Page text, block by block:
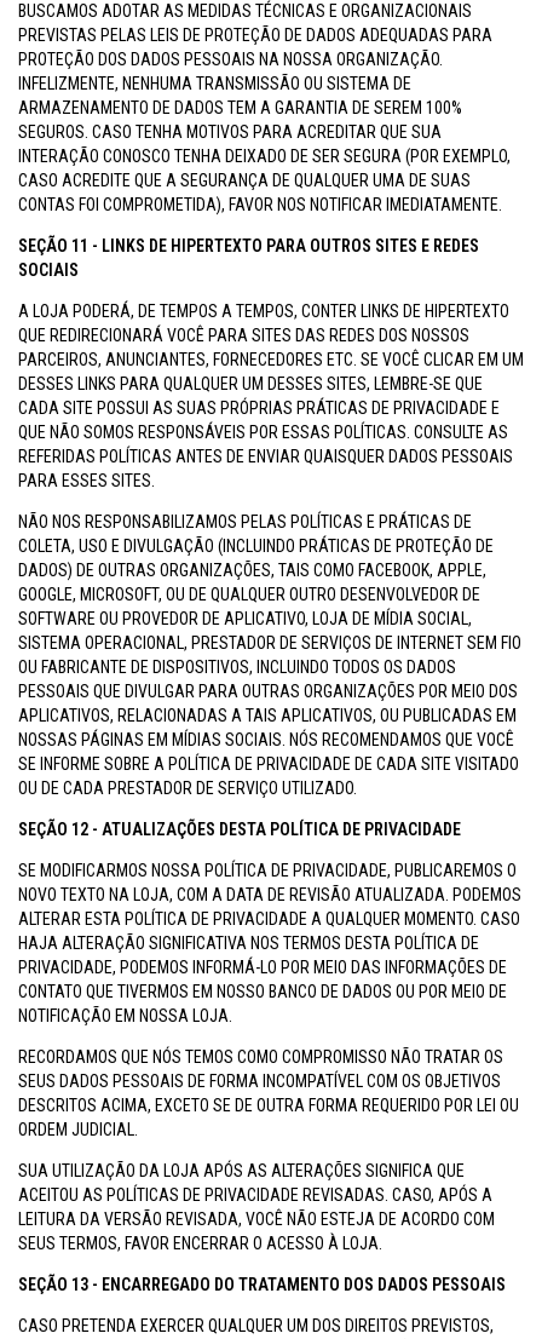
BUSCAMOS ADOTAR AS MEDIDAS TÉCNICAS E ORGANIZACIONAIS
PREVISTAS PELAS LEIS DE PROTEÇÃO DE DADOS ADEQUADAS PARA
PROTEÇÃO DOS DADOS PESSOAIS NA NOSSA ORGANIZAÇÃO.
INFELIZMENTE, NENHUMA TRANSMISSÃO OU SISTEMA DE
ARMAZENAMENTO DE DADOS TEM A GARANTIA DE SEREM 100%
SEGUROS. CASO TENHA MOTIVOS PARA ACREDITAR QUE SUA
INTERAÇÃO CONOSCO TENHA DEIXADO DE SER SEGURA (POR EXEMPLO,
CASO ACREDITE QUE A SEGURANÇA DE QUALQUER UMA DE SUAS
CONTAS FOI COMPROMETIDA), FAVOR NOS NOTIFICAR IMEDIATAMENTE.
SEÇÃO 11 - LINKS DE HIPERTEXTO PARA OUTROS SITES E REDES
SOCIAIS
A LOJA PODERÁ, DE TEMPOS A TEMPOS, CONTER LINKS DE HIPERTEXTO
QUE REDIRECIONARÁ VOCÊ PARA SITES DAS REDES DOS NOSSOS
PARCEIROS, ANUNCIANTES, FORNECEDORES ETC. SE VOCÊ CLICAR EM UM
DESSES LINKS PARA QUALQUER UM DESSES SITES, LEMBRE-SE QUE
CADA SITE POSSUI AS SUAS PRÓPRIAS PRÁTICAS DE PRIVACIDADE E
QUE NÃO SOMOS RESPONSÁVEIS POR ESSAS POLÍTICAS. CONSULTE AS
REFERIDAS POLÍTICAS ANTES DE ENVIAR QUAISQUER DADOS PESSOAIS
PARA ESSES SITES.
NÃO NOS RESPONSABILIZAMOS PELAS POLÍTICAS E PRÁTICAS DE
COLETA, USO E DIVULGAÇÃO (INCLUINDO PRÁTICAS DE PROTEÇÃO DE
DADOS) DE OUTRAS ORGANIZAÇÕES, TAIS COMO FACEBOOK, APPLE,
GOOGLE, MICROSOFT, OU DE QUALQUER OUTRO DESENVOLVEDOR DE
SOFTWARE OU PROVEDOR DE APLICATIVO, LOJA DE MÍDIA SOCIAL,
SISTEMA OPERACIONAL, PRESTADOR DE SERVIÇOS DE INTERNET SEM FIO
OU FABRICANTE DE DISPOSITIVOS, INCLUINDO TODOS OS DADOS
PESSOAIS QUE DIVULGAR PARA OUTRAS ORGANIZAÇÕES POR MEIO DOS
APLICATIVOS, RELACIONADAS A TAIS APLICATIVOS, OU PUBLICADAS EM
NOSSAS PÁGINAS EM MÍDIAS SOCIAIS. NÓS RECOMENDAMOS QUE VOCÊ
SE INFORME SOBRE A POLÍTICA DE PRIVACIDADE DE CADA SITE VISITADO
OU DE CADA PRESTADOR DE SERVIÇO UTILIZADO.
SEÇÃO 12 - ATUALIZAÇÕES DESTA POLÍTICA DE PRIVACIDADE
SE MODIFICARMOS NOSSA POLÍTICA DE PRIVACIDADE, PUBLICAREMOS O
NOVO TEXTO NA LOJA, COM A DATA DE REVISÃO ATUALIZADA. PODEMOS
ALTERAR ESTA POLÍTICA DE PRIVACIDADE A QUALQUER MOMENTO. CASO
HAJA ALTERAÇÃO SIGNIFICATIVA NOS TERMOS DESTA POLÍTICA DE
PRIVACIDADE, PODEMOS INFORMÁ-LO POR MEIO DAS INFORMAÇÕES DE
CONTATO QUE TIVERMOS EM NOSSO BANCO DE DADOS OU POR MEIO DE
NOTIFICAÇÃO EM NOSSA LOJA.
RECORDAMOS QUE NÓS TEMOS COMO COMPROMISSO NÃO TRATAR OS
SEUS DADOS PESSOAIS DE FORMA INCOMPATÍVEL COM OS OBJETIVOS
DESCRITOS ACIMA, EXCETO SE DE OUTRA FORMA REQUERIDO POR LEI OU
ORDEM JUDICIAL.
SUA UTILIZAÇÃO DA LOJA APÓS AS ALTERAÇÕES SIGNIFICA QUE
ACEITOU AS POLÍTICAS DE PRIVACIDADE REVISADAS. CASO, APÓS A
LEITURA DA VERSÃO REVISADA, VOCÊ NÃO ESTEJA DE ACORDO COM
SEUS TERMOS, FAVOR ENCERRAR O ACESSO À LOJA.
SEÇÃO 13 - ENCARREGADO DO TRATAMENTO DOS DADOS PESSOAIS
CASO PRETENDA EXERCER QUALQUER UM DOS DIREITOS PREVISTOS,